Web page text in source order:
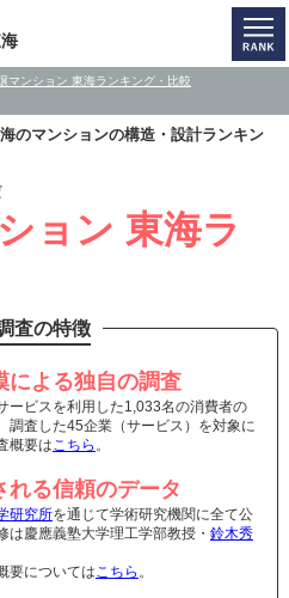
マンション 東海ランキング・比較
のマンションの構造・設計ランキン
ョン 東海ラ
査の特徴
による独自の調査
ービスを利用した1,033名の消費者の
調査した45企業（サービス）を対象に
概要はこちら 。
れる信頼のデータ
研究所を通じて学術研究機関に全て公
は慶應義塾大学理工学部教授・ 鈴木秀
要についてはこちら 。